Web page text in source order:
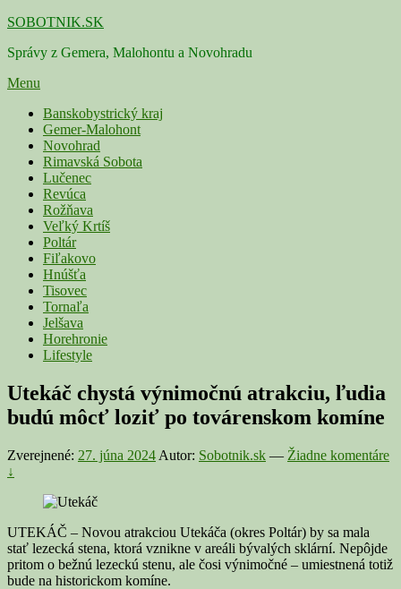
Skip
content
SOBOTNIK.SK
Správy z Gemera, Malohontu a Novohradu
Menu
Primárne
menu
Banskobystrický kraj
Gemer-Malohont
Novohrad
Rimavská Sobota
Lučenec
Revúca
Rožňava
Veľký Krtíš
Poltár
Fiľakovo
Hnúšťa
Tisovec
Tornaľa
Jelšava
Horehronie
Lifestyle
Utekáč chystá výnimočnú atrakciu, ľudia
budú môcť loziť po továrenskom komíne
Zverejnené: 27. júna 2024 Autor: Sobotnik.sk — Žiadne komentáre
↓
UTEKÁČ – Novou atrakciou Utekáča (okres Poltár) by sa mala
stať lezecká stena, ktorá vznikne v areáli bývalých sklární. Nepôjde
pritom o bežnú lezeckú stenu, ale čosi výnimočné – umiestnená totiž
bude na historickom komíne.